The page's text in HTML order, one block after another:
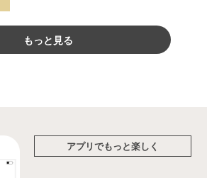
もっと見る
アプリでもっと楽しく